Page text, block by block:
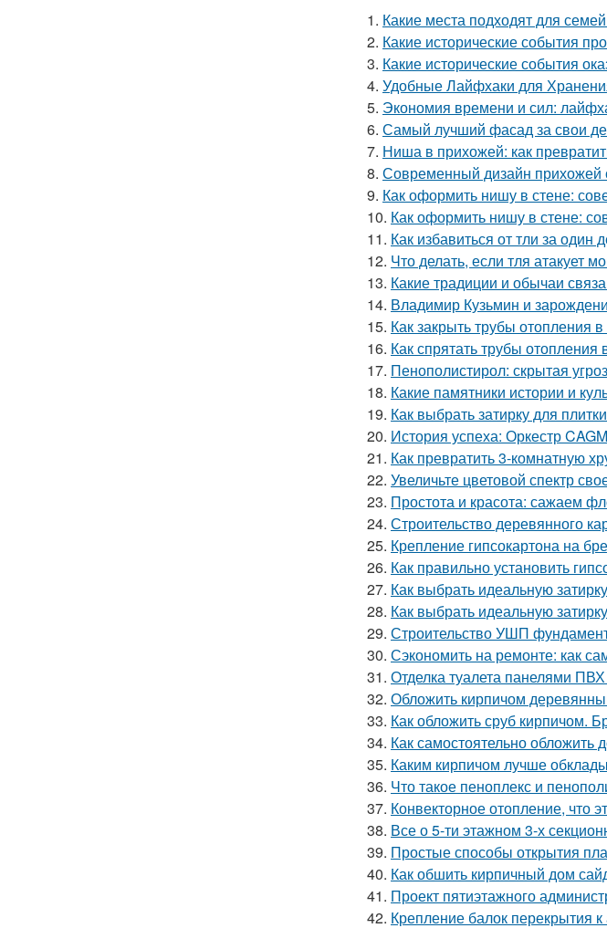
1. Какие места подходят для
2. Какие исторические события
3. Какие исторические события
4. Удобные Лайфхаки для
5. Экономия времени и сил:
6. Самый лучший фасад за свои
7. Ниша в прихожей: как
8. Современный дизайн прихожей
9. Как оформить нишу в стене:
10. Как оформить нишу в стене:
11. Как избавиться от тли за
12. Что делать, если тля атакует
13. Какие традиции и обычаи
14. Владимир Кузьмин и
15. Как закрыть трубы отопления
16. Как спрятать трубы отопления
17. Пенополистирол: скрытая
18. Какие памятники истории и
19. Как выбрать затирку для
20. История успеха: Оркестр
21. Как превратить 3-комнатную
22. Увеличьте цветовой спектр
23. Простота и красота: сажаем
24. Строительство деревянного
25. Крепление гипсокартона на
26. Как правильно установить
27. Как выбрать идеальную
28. Как выбрать идеальную
29. Строительство УШП
30. Сэкономить на ремонте: как
31. Отделка туалета панелями
32. Обложить кирпичом
33. Как обложить сруб кирпичом.
34. Как самостоятельно
35. Каким кирпичом лучше
36. Что такое пеноплекс и
37. Конвекторное отопление, что
38. Все о 5-ти этажном 3-х
39. Простые способы открытия
40. Как обшить кирпичный дом
41. Проект пятиэтажного
42. Крепление балок перекрытия